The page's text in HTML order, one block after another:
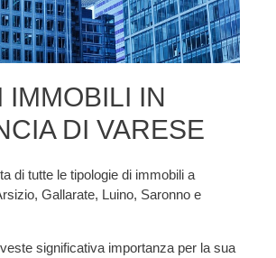
IMMOBILI IN
DI VARESE
di tutte le tipologie di immobili a
Gallarate, Luino, Saronno e
significativa importanza per la sua